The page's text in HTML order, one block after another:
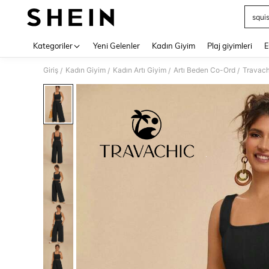
Kategoriler Yeni Gelenler Kadın Giyim Plaj giyimleri
Giriş / Kadın Giyim / Kadın Artı Giyim / Artı Beden Co-Ord /